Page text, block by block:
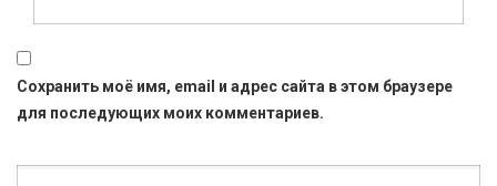
Сохранить моё имя, email и адрес сайта в этом браузере
для последующих моих комментариев.